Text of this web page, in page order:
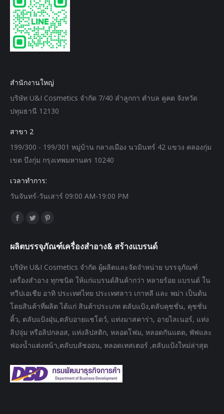
สำนักงานใหญ่
บริษัท U&I Cosmetics จำกัด 7/40 ลำลูกกา ตำบล คูคต จังหวัด
ปทุมธานี 12130
สาขา 2
199/300 - 199/301 หมู่บ้าน กลางเมือง นวมินทร์ 42 แขวง คลองกุ่ม
เขต บึงกุ่ม กรุงเทพมหานคร 10240
เวลาทำการ:
วันจันทร์-วันเสาร์ 09:00 AM-19:00 PM
Find us on:
Facebook
opens
in
new
window
Twitter
opens
new
window
Pinterest
opens
window
ผลิตบรรจุภัณฑ์เครื่องสำอาง& สร้างแบรนด์
บริษัท U&I Cosmetics จำกัด ผู้ผลิตและจัดจำหน่าย บรรจุภัณฑ์
เครื่องสำอาง ทุกชนิด ให้แก่แบรนด์สินค้ากว่า หลายร้อย แบรนด์ ใน
ทวีปเอเชีย อาทิ ประเทศไทย ประเทศลาว เกาหลี และ พม่า เป็นต้น
โดยสินค้าที่ผลิต ได้แก่ สินค้าประเภท ตลับแป้ง,ตลับคุชชั่น, คุชชั่น
คิ้ว, ตลับแป้งฝุ่น,ตลับอายแชโดว์, แท่งมาสคาร่า, อายไลเนอร์, แท่ง
ลิปจุ่ม หรือลิปกลอส, แท่งลิปสติก, หลอดโฟม, หลอดกันแดด, พัฟและ
ฟองน้ำแต่งหน้า,ตลับบลัชออน, หลอดเทสเตอร์ ,ตลับแป้งใหม่ล่าสุด